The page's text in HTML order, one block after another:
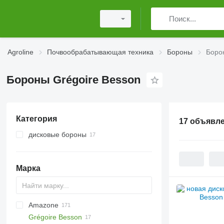
Agroline Почвообрабатывающая техника Бороны
Бороны Grégoire Besson
Категория
дисковые бороны
Марка
Multivator
Disc-O-Mulch
Maximulch
Jaguar
AT30
BT
8
10
Amazone
Avant
Green Ray
1-Series
Swifter
U-series
ROTANET
310
Disco
Powerchain
Chopstar
KSE
T series
UFO
GF
Grégoire Besson
17